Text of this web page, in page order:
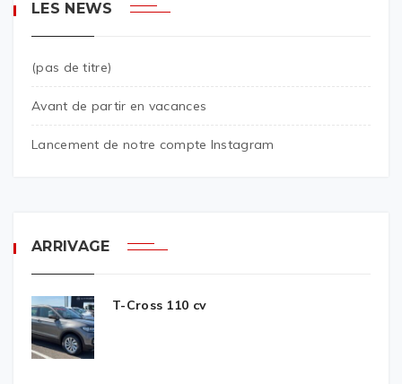
LES NEWS
(pas de titre)
Avant de partir en vacances
Lancement de notre compte Instagram
ARRIVAGE
T-Cross 110 cv